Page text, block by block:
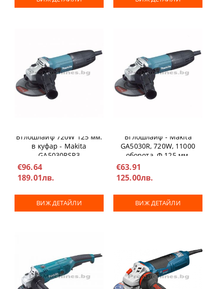
Ъглошлайф 720W 125 мм.
в куфар - Makita
GA5030RSP3
€96.64
189.01лв.
ВИЖ ДЕТАЙЛИ
Ъглошлайф - Makita
GA5030R, 720W, 11000
оборота, Ф 125 мм.
€63.91
125.00лв.
ВИЖ ДЕТАЙЛИ